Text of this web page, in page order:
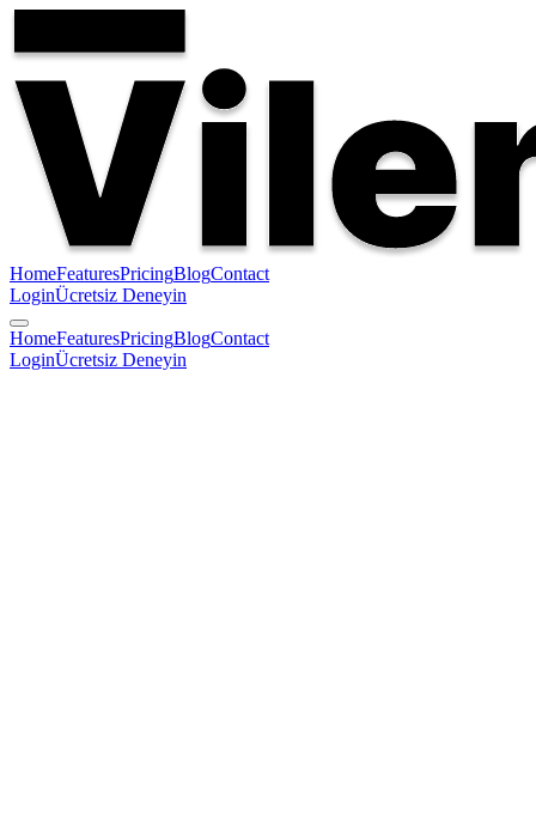
HomeFeaturesPricingBlogContact
LoginÜcretsiz Deneyin
HomeFeaturesPricingBlogContact
LoginÜcretsiz Deneyin